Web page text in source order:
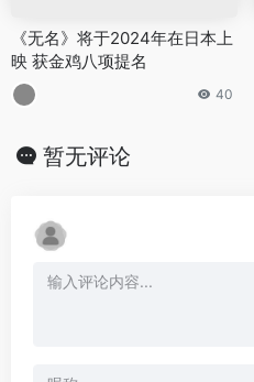
《无名》将于2024年在日本上
映 获金鸡八项提名
40
暂无评论